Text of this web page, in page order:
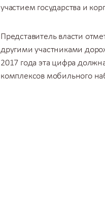
участием государства и
Представитель власти
другими участниками
2017 года эта цифра
комплексов мобильного